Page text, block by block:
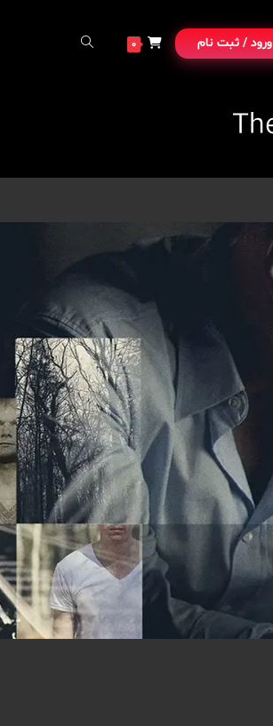
ورود / ثبت نام 0